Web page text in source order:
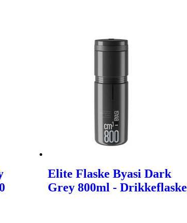
Elite Flaske Byasi Dark
Grey 800ml - Drikkeflaske